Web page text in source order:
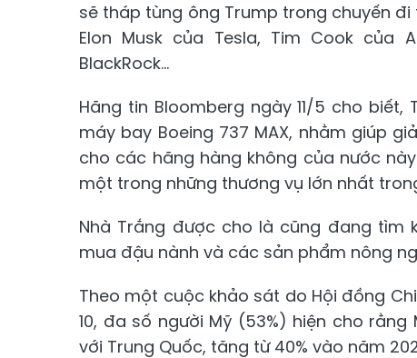
sẽ tháp tùng ông Trump trong chuyến
Elon Musk của Tesla, Tim Cook của
BlackRock...
Hãng tin Bloomberg ngày 11/5 cho
máy bay Boeing 737 MAX, nhằm giúp
cho các hãng hàng không của nước
một trong những thương vụ lớn nhất
Nhà Trắng được cho là cũng đang tìm
mua đậu nành và các sản phẩm nông
Theo một cuộc khảo sát do Hội đồng
10, đa số người Mỹ (53%) hiện cho
với Trung Quốc, tăng từ 40% vào năm